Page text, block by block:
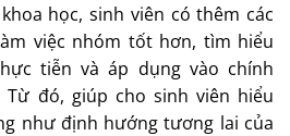
học, sinh viên có thêm các
việc nhóm tốt hơn, tìm hiểu
tiễn và áp dụng vào chính
Từ đó, giúp cho sinh viên hiểu
như định hướng tương lai của